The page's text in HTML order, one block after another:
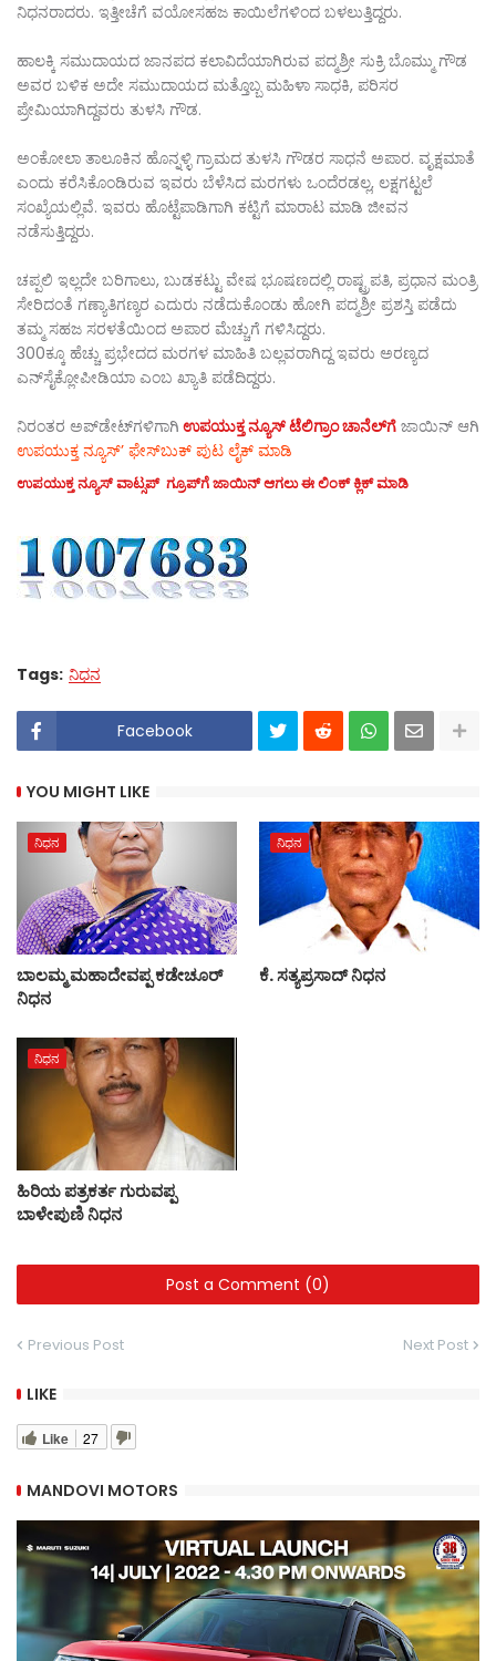
ನಿಧನರಾದರು. ಇತ್ತೀಚೆಗೆ ವಯೋಸಹಜ ಕಾಯಿಲೆಗಳಿಂದ ಬಳಲುತ್ತಿದ್ದರು.
ಹಾಲಕ್ಕಿ ಸಮುದಾಯದ ಜಾನಪದ ಕಲಾವಿದೆಯಾಗಿರುವ ಪದ್ಮಶ್ರೀ ಸುಕ್ರಿ ಬೊಮ್ಮು ಗೌಡ
ಅವರ ಬಳಿಕ ಅದೇ ಸಮುದಾಯದ ಮತ್ತೊಬ್ಬ ಮಹಿಳಾ ಸಾಧಕಿ, ಪರಿಸರ
ಪ್ರೇಮಿಯಾಗಿದ್ದವರು ತುಳಸಿ ಗೌಡ.
ಅಂಕೋಲಾ ತಾಲೂಕಿನ ಹೊನ್ನಳ್ಳಿ ಗ್ರಾಮದ ತುಳಸಿ ಗೌಡರ ಸಾಧನೆ ಅಪಾರ. ವೃಕ್ಷಮಾತೆ
ಎಂದು ಕರೆಸಿಕೊಂಡಿರುವ ಇವರು ಬೆಳೆಸಿದ ಮರಗಳು ಒಂದೆರಡಲ್ಲ, ಲಕ್ಷಗಟ್ಟಲೆ
ಸಂಖ್ಯೆಯಲ್ಲಿವೆ. ಇವರು ಹೊಟ್ಟೆಪಾಡಿಗಾಗಿ ಕಟ್ಟಿಗೆ ಮಾರಾಟ ಮಾಡಿ ಜೀವನ
ನಡೆಸುತ್ತಿದ್ದರು.
ಚಪ್ಪಲಿ ಇಲ್ಲದೇ ಬರಿಗಾಲು, ಬುಡಕಟ್ಟು ವೇಷ ಭೂಷಣದಲ್ಲಿ ರಾಷ್ಟ್ರಪತಿ, ಪ್ರಧಾನ ಮಂತ್ರಿ
ಸೇರಿದಂತೆ ಗಣ್ಯಾತಿಗಣ್ಯರ ಎದುರು ನಡೆದುಕೊಂಡು ಹೋಗಿ ಪದ್ಮಶ್ರೀ ಪ್ರಶಸ್ತಿ ಪಡೆದು
ತಮ್ಮ ಸಹಜ ಸರಳತೆಯಿಂದ ಅಪಾರ ಮೆಚ್ಚುಗೆ ಗಳಿಸಿದ್ದರು.
300ಕ್ಕೂ ಹೆಚ್ಚು ಪ್ರಭೇದದ ಮರಗಳ ಮಾಹಿತಿ ಬಲ್ಲವರಾಗಿದ್ದ ಇವರು ಅರಣ್ಯದ
ಎನ್‌ಸೈಕ್ಲೋಪೀಡಿಯಾ ಎಂಬ ಖ್ಯಾತಿ ಪಡೆದಿದ್ದರು.
ನಿರಂತರ ಅಪ್‌ಡೇಟ್‌ಗಳಿಗಾಗಿ ಉಪಯುಕ್ತ ನ್ಯೂಸ್‌ ಟೆಲಿಗ್ರಾಂ ಚಾನೆಲ್‌ಗೆ ಜಾಯಿನ್‌ ಆಗಿ
ಉಪಯುಕ್ತ ನ್ಯೂಸ್‌’ ಫೇಸ್‌ಬುಕ್ ಪುಟ ಲೈಕ್ ಮಾಡಿ
ಉಪಯುಕ್ತ ನ್ಯೂಸ್‌ ವಾಟ್ಸಪ್‌ ಗ್ರೂಪ್‌ಗೆ ಜಾಯಿನ್ ಆಗಲು ಈ ಲಿಂಕ್ ಕ್ಲಿಕ್ ಮಾಡಿ
Tags: ನಿಧನ
Facebook
YOU MIGHT LIKE
ನಿಧನ
ಬಾಲಮ್ಮ ಮಹಾದೇವಪ್ಪ ಕಡೇಚೂರ್
ನಿಧನ
ನಿಧನ
ಕೆ. ಸತ್ಯಪ್ರಸಾದ್ ನಿಧನ
ನಿಧನ
ಹಿರಿಯ ಪತ್ರಕರ್ತ ಗುರುವಪ್ಪ
ಬಾಳೇಪುಣಿ ನಿಧನ
Post a Comment (0)
Previous Post Next Post
LIKE
Like 27
MANDOVI MOTORS